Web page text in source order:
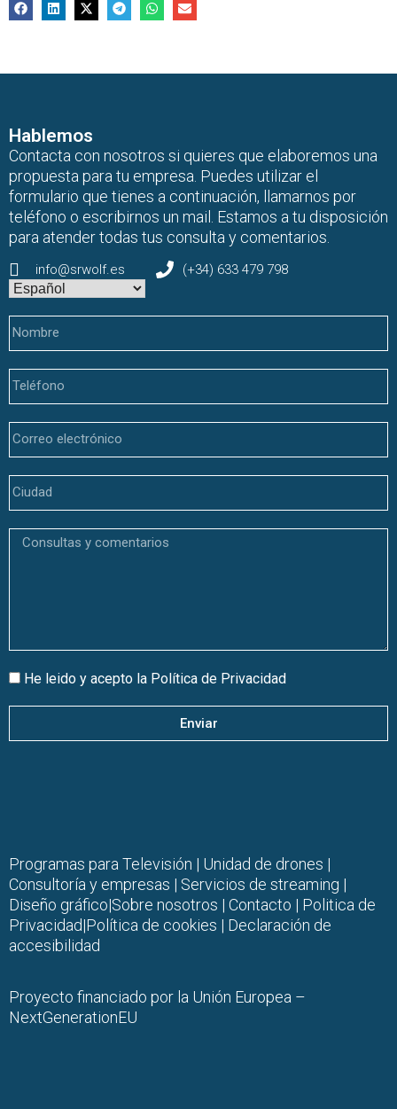
Hablemos
Contacta con nosotros si quieres que elaboremos una
propuesta para tu empresa. Puedes utilizar el
formulario que tienes a continuación, llamarnos por
teléfono o escribirnos un mail. Estamos a tu disposición
para atender todas tus consulta y comentarios.
info@srwolf.es (+34) 633 479 798
He leido y acepto la Política de Privacidad
Enviar
Programas para Televisión | Unidad de drones |
Consultoría y empresas | Servicios de streaming |
Diseño gráfico|Sobre nosotros | Contacto | Politica de
Privacidad|Política de cookies | Declaración de
accesibilidad
Proyecto financiado por la Unión Europea –
NextGenerationEU